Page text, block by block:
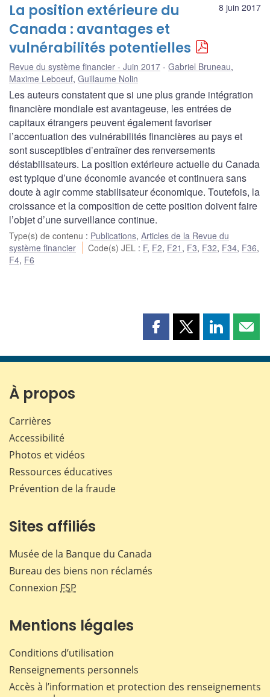
8 juin 2017
La position extérieure du
Canada : avantages et
vulnérabilités potentielles
Revue du système financier - Juin 2017 Gabriel Bruneau,
Maxime Leboeuf, Guillaume Nolin
Les auteurs constatent que si une plus grande intégration
financière mondiale est avantageuse, les entrées de
capitaux étrangers peuvent également favoriser
l’accentuation des vulnérabilités financières au pays et
sont susceptibles d’entraîner des renversements
déstabilisateurs. La position extérieure actuelle du Canada
est typique d’une économie avancée et continuera sans
doute à agir comme stabilisateur économique. Toutefois, la
croissance et la composition de cette position doivent faire
l’objet d’une surveillance continue.
Type(s) de contenu : Publications, Articles de la Revue du
système financier
Code(s) JEL : F, F2, F21 , F3, F32, F34, F36,
F4, F6
Partager
page
Partager
page
Partager
page page
À propos
Carrières
Accessibilité
Photos et vidéos
Ressources éducatives
Prévention de la fraude
Sites affiliés
Musée de la Banque du Canada
Bureau des biens non réclamés
Connexion FSP
Mentions légales
Conditions d’utilisation
Renseignements personnels
Accès à l’information et protection des renseignements